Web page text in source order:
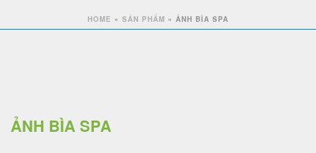
HOME » SẢN PHẨM » ẢNH BÌA SPA
ẢNH BÌA SPA